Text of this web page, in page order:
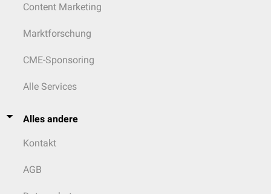
Content Marketing
Marktforschung
CME-Sponsoring
Alle Services
Alles andere
Kontakt
AGB